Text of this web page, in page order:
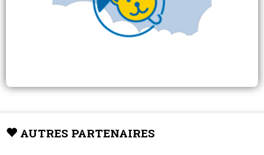
AUTRES PARTENAIRES